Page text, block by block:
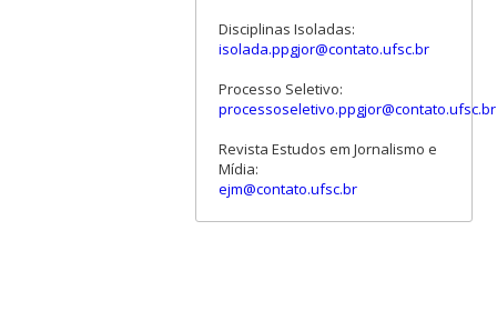
Disciplinas Isoladas:
isolada.ppgjor@contato.ufsc.br
Processo Seletivo:
processoseletivo.ppgjor@contato.ufsc.br
Revista Estudos em Jornalismo e
Mídia:
ejm@contato.ufsc.br